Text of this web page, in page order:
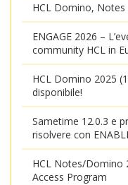
HCL Domino, Notes
ENGAGE 2026 –
community HCL in
HCL Domino 2025
disponibile!
Sametime 12.0.3 e
risolvere con
HCL Notes/Domino
Access Program